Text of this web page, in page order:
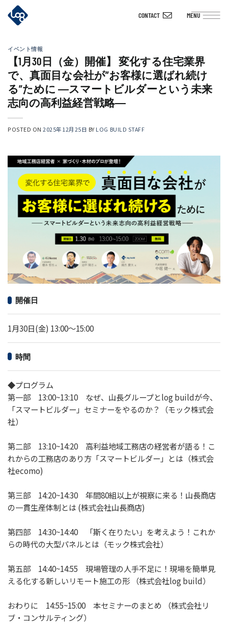
Skip
CONTACT MENU
イベント情報
【1月30日（金）開催】 変化する住宅業界
で、真面目な会社が”お客様に選ばれ続け
る”ために ―スマートビルダーという未来
志向の高利益経営戦略―
POSTED ON2025年12月25日 BY LOG BUILD STAFF
開催日
1月30日(金) 13:00～15:00
時間
◆プログラム
第一部 13:00~13:10 なぜ、山長グループとlog buildが今、
「スマートビルダー」セミナーをやるのか？（モック株式会
社）
第二部 13:10~14:20 高利益地域工務店の経営者が語る！こ
れからの工務店のあり方「スマートビルダー」とは（株式会
社ecomo)
第三部 14:20~14:30 年間80組以上が視察に来る！山長商店
の一貫生産体制とは (株式会社山長商店)
第四部 14:30~14:40 「斯く在りたい」を考えよう！これか
らの時代の大型パネルとは（モック株式会社）
第五部 14:40~14:55 現場管理の人手不足に！現場を簡単見
える化する新しいリモート施工の形 （株式会社log build）
おわりに 14:55~15:00 本セミナーのまとめ （株式会社リ
ブ・コンサルティング）